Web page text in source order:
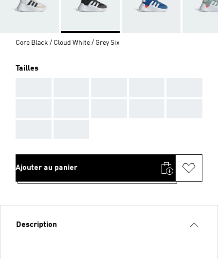
Core Black / Cloud White / Grey Six
Tailles
Ajouter au panier
Description